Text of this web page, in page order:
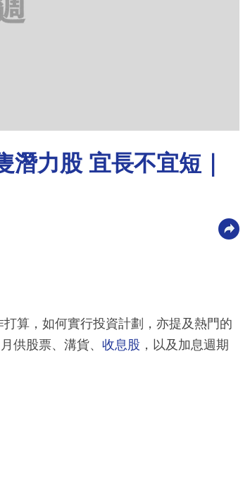
力股 宜長不宜短｜
算，如何實行投資計劃，亦提及熱門的
供股票、溝貨、 收息股 ，以及加息週期